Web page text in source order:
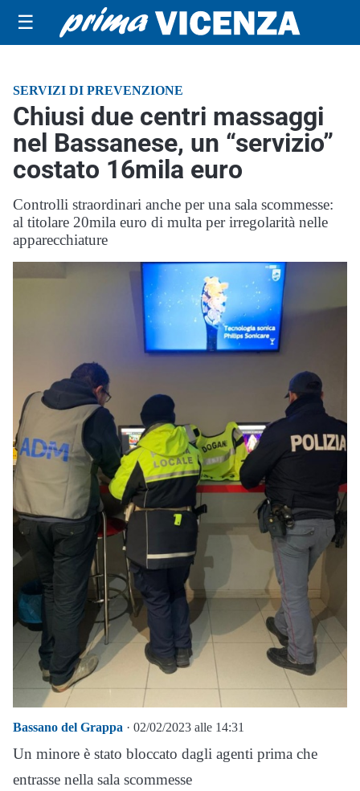
☰
SERVIZI DI PREVENZIONE
Chiusi due centri massaggi
nel Bassanese, un “servizio”
costato 16mila euro
Controlli straordinari anche per una sala scommesse:
al titolare 20mila euro di multa per irregolarità nelle
apparecchiature
Bassano del Grappa · 02/02/2023 alle 14:31
Un minore è stato bloccato dagli agenti prima che
entrasse nella sala scommesse